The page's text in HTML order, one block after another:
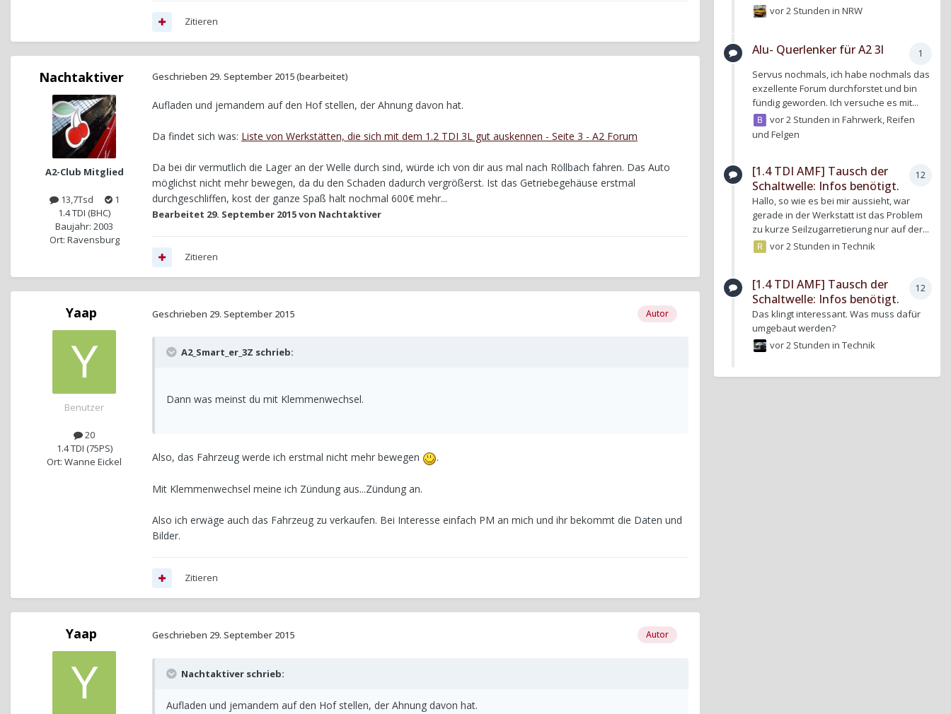
Zitieren
Nachtaktiver
A2-Club Mitglied
13,7Tsd
1
1.4 TDI (BHC)
Baujahr: 2003
Ort: Ravensburg
Geschrieben 29. September 2015(bearbeitet)
Aufladen und jemandem auf den Hof stellen, der Ahnung davon hat.
Da findet sich was: Liste von Werkstätten, die sich mit dem 1.2 TDI 3L gut auskennen - Seite 3 - A2 Forum
Da bei dir vermutlich die Lager an der Welle durch sind, würde ich von dir aus mal nach Röllbach fahren. Das Auto
möglichst nicht mehr bewegen, da du den Schaden dadurch vergrößerst. Ist das Getriebegehäuse erstmal
durchgeschliffen, kost der ganze Spaß halt nochmal 600€ mehr...
Bearbeitet 29. September 2015von Nachtaktiver
Zitieren
Yaap
Benutzer
20
1.4 TDI (75PS)
Ort: Wanne Eickel
Autor
Geschrieben 29. September 2015
A2_Smart_er_3Z schrieb:
Dann was meinst du mit Klemmenwechsel.
Also, das Fahrzeug werde ich erstmal nicht mehr bewegen .
Mit Klemmenwechsel meine ich Zündung aus...Zündung an.
Also ich erwäge auch das Fahrzeug zu verkaufen. Bei Interesse einfach PM an mich und ihr bekommt die Daten und
Bilder.
Zitieren
Yaap Autor
Geschrieben 29. September 2015
Nachtaktiver schrieb:
Aufladen und jemandem auf den Hof stellen, der Ahnung davon hat.
vor 2 Stunden inNRW
1
Alu- Querlenker für A2 3l
Servus nochmals, ich habe nochmals das
exzellente Forum durchforstet und bin
fündig geworden. Ich versuche es mit...
vor 2 Stunden inFahrwerk, Reifen
und Felgen
12
[1.4 TDI AMF] Tausch der
Schaltwelle: Infos benötigt.
Hallo, so wie es bei mir aussieht, war
gerade in der Werkstatt ist das Problem
zu kurze Seilzugarretierung nur auf der...
vor 2 Stunden inTechnik
12
[1.4 TDI AMF] Tausch der
Schaltwelle: Infos benötigt.
Das klingt interessant. Was muss dafür
umgebaut werden?
vor 2 Stunden inTechnik